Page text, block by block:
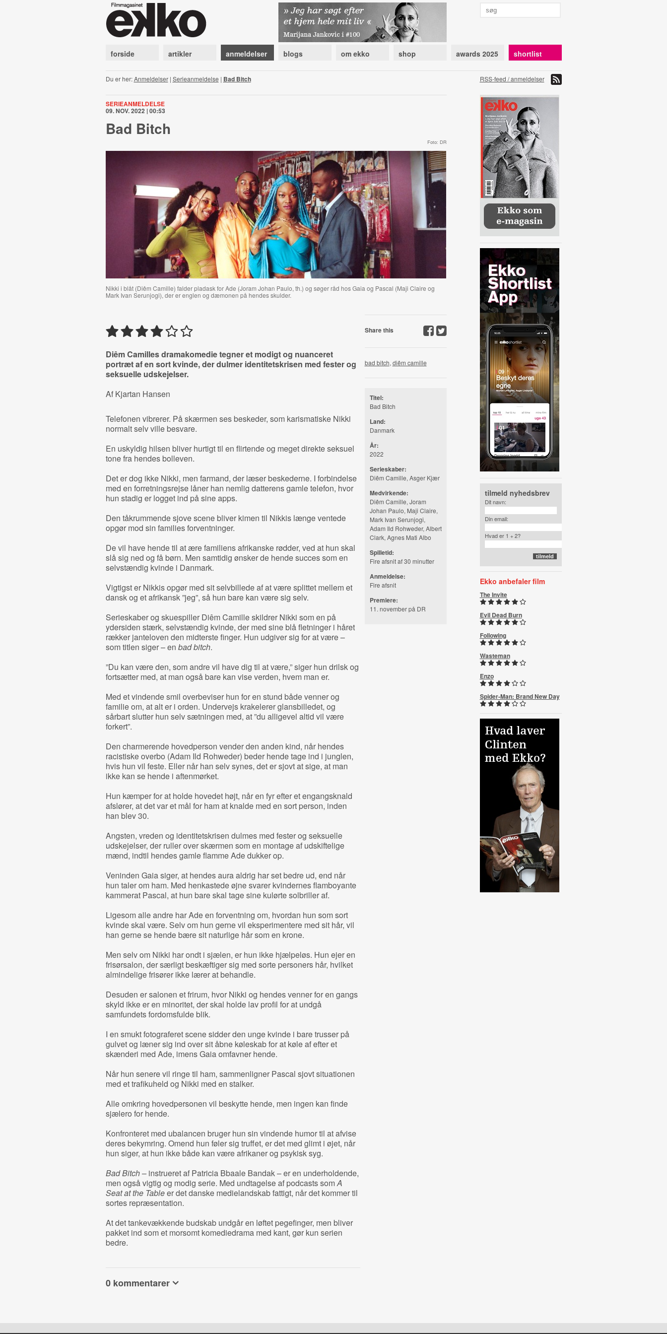
forside artikler anmeldelser blogs om ekko shop awards 2025 shortlist
Du er her:Anmeldelser| Serieanmeldelse | Bad Bitch RSS-feed / anmeldelser
SERIEANMELDELSE
09. NOV. 2022 | 00:53
Bad Bitch
Foto: DR
Nikki i blåt (Diêm Camille) falder pladask for Ade (Joram Johan Paulo, th.) og søger råd hos Gaia og Pascal (Maji Claire og
Mark Ivan Serunjogi), der er englen og dæmonen på hendes skulder.
Diêm Camilles dramakomedie tegner et modigt og nuanceret
portræt af en sort kvinde, der dulmer identitetskrisen med fester og
seksuelle udskejelser.
Af Kjartan Hansen
Telefonen vibrerer. På skærmen ses beskeder, som karismatiske Nikki
normalt selv ville besvare.
En uskyldig hilsen bliver hurtigt til en flirtende og meget direkte seksuel
tone fra hendes bolleven.
Det er dog ikke Nikki, men farmand, der læser beskederne. I forbindelse
med en forretningsrejse låner han nemlig datterens gamle telefon, hvor
hun stadig er logget ind på sine apps.
Den tåkrummende sjove scene bliver kimen til Nikkis længe ventede
opgør mod sin families forventninger.
De vil have hende til at ære familiens afrikanske rødder, ved at hun skal
slå sig ned og få børn. Men samtidig ønsker de hende succes som en
selvstændig kvinde i Danmark.
Vigtigst er Nikkis opgør med sit selvbillede af at være splittet mellem et
dansk og et afrikansk ”jeg”, så hun bare kan være sig selv.
Serieskaber og skuespiller Diêm Camille skildrer Nikki som en på
ydersiden stærk, selvstændig kvinde, der med sine blå fletninger i håret
rækker janteloven den midterste finger. Hun udgiver sig for at være –
som titlen siger – en bad bitch.
”Du kan være den, som andre vil have dig til at være,” siger hun drilsk og
fortsætter med, at man også bare kan vise verden, hvem man er.
Med et vindende smil overbeviser hun for en stund både venner og
familie om, at alt er i orden. Undervejs krakelerer glansbilledet, og
sårbart slutter hun selv sætningen med, at ”du alligevel altid vil være
forkert”.
Den charmerende hovedperson vender den anden kind, når hendes
racistiske overbo (Adam Ild Rohweder) beder hende tage ind i junglen,
hvis hun vil feste. Eller når han selv synes, det er sjovt at sige, at man
ikke kan se hende i aftenmørket.
Hun kæmper for at holde hovedet højt, når en fyr efter et engangsknald
afslører, at det var et mål for ham at knalde med en sort person, inden
han blev 30.
Angsten, vreden og identitetskrisen dulmes med fester og seksuelle
udskejelser, der ruller over skærmen som en montage af udskiftelige
mænd, indtil hendes gamle flamme Ade dukker op.
Veninden Gaia siger, at hendes aura aldrig har set bedre ud, end når
hun taler om ham. Med henkastede øjne svarer kvindernes flamboyante
kammerat Pascal, at hun bare skal tage sine kulørte solbriller af.
Ligesom alle andre har Ade en forventning om, hvordan hun som sort
kvinde skal være. Selv om hun gerne vil eksperimentere med sit hår, vil
han gerne se hende bære sit naturlige hår som en krone.
Men selv om Nikki har ondt i sjælen, er hun ikke hjælpeløs. Hun ejer en
frisørsalon, der særligt beskæftiger sig med sorte personers hår, hvilket
almindelige frisører ikke lærer at behandle.
Desuden er salonen et frirum, hvor Nikki og hendes venner for en gangs
skyld ikke er en minoritet, der skal holde lav profil for at undgå
samfundets fordomsfulde blik.
I en smukt fotograferet scene sidder den unge kvinde i bare trusser på
gulvet og læner sig ind over sit åbne køleskab for at køle af efter et
skænderi med Ade, imens Gaia omfavner hende.
Når hun senere vil ringe til ham, sammenligner Pascal sjovt situationen
med et trafikuheld og Nikki med en stalker.
Alle omkring hovedpersonen vil beskytte hende, men ingen kan finde
sjælero for hende.
Konfronteret med ubalancen bruger hun sin vindende humor til at afvise
deres bekymring. Omend hun føler sig truffet, er det med glimt i øjet, når
hun siger, at hun ikke både kan være afrikaner og psykisk syg.
Bad Bitch – instrueret af Patricia Bbaale Bandak – er en underholdende,
men også vigtig og modig serie. Med undtagelse af podcasts somA
Seat at the Tableer det danske medielandskab fattigt, når det kommer til
sortes repræsentation.
At det tankevækkende budskab undgår en løftet pegefinger, men bliver
pakket ind som et morsomt komediedrama med kant, gør kun serien
bedre.
0 kommentarer
Share this
bad bitch, diêm camille
Titel:
Bad Bitch
Land:
Danmark
År:
2022
Serieskaber:
Diêm Camille, Asger Kjær
Medvirkende:
Diêm Camille, Joram
Johan Paulo, Maji Claire,
Mark Ivan Serunjogi,
Adam Ild Rohweder, Albert
Clark, Agnes Mati Albo
Spilletid:
Fire afsnit af 30 minutter
Anmeldelse:
Fire afsnit
Premiere:
11. november på DR
tilmeld nyhedsbrev
Dit navn:
Din email:
Hvad er 1 + 2?
Ekko anbefaler film
The Invite
Evil Dead Burn
Following
Wasteman
Enzo
Spider-Man: Brand New Day